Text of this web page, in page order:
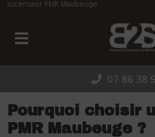
ascenseur PMR Maubeuge
07 86 38
Pourquoi choisir
PMR Maubeuge ?
Panneau de gestion des cookies